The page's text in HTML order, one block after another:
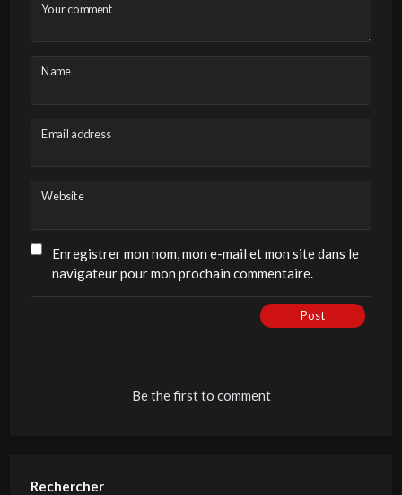
Your comment
Name
Email address
Website
Enregistrer mon nom, mon e-mail et mon site dans le
navigateur pour mon prochain commentaire.
Post
Be the first to comment
Rechercher